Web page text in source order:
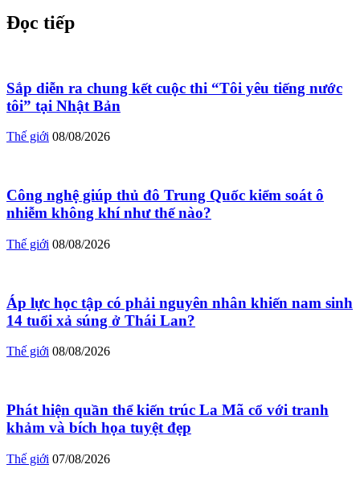
Đọc tiếp
Sắp diễn ra chung kết cuộc thi “Tôi yêu tiếng nước
tôi” tại Nhật Bản
Thế giới 08/08/2026
Công nghệ giúp thủ đô Trung Quốc kiểm soát ô
nhiễm không khí như thế nào?
Thế giới 08/08/2026
Áp lực học tập có phải nguyên nhân khiến nam sinh
14 tuổi xả súng ở Thái Lan?
Thế giới 08/08/2026
Phát hiện quần thể kiến trúc La Mã cổ với tranh
khảm và bích họa tuyệt đẹp
Thế giới 07/08/2026